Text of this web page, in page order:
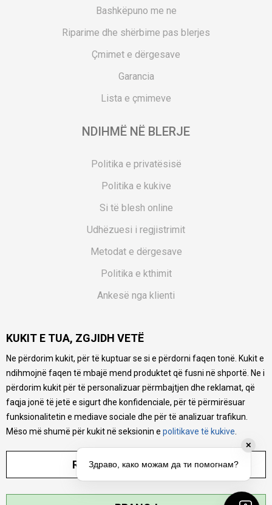
Bashkëpuno me ne
Riparime dhe shërbime pas blerjes
Çmimet e dërgesave
Garancia
Lista e çmimeve
NDIHMË NË BLERJE
Politika e privatësisë
Politika e kukive
Si të blesh online
Udhëzuesi i regjistrimit
Metodat e dërgesave
Politika e kthimit
Ankesë nga klienti
Pyetjet më të shpeshta
Ne bëjmë çmos që të ofrojmë një përshkrim sa më të saktë
të produkteve tona, ofrojmë edhe foto e çmimin, por nuk
mund të garantojmë që informacioni është i plotë e pa
gabime. Të gjitha produktet janë pjesë e portfolios sonë, por
kjo nuk do të thotë se janë në gjendje në çdo çast.
KUKIT E TUA, ZGJIDH VETË
Ne përdorim kukit, për të kuptuar se si e përdorni faqen tonë. Kukit e
ndihmojnë faqen të mbajë mend produktet që fusni në shportë. Ne i
përdorim kukit për të personalizuar përmbajtjen dhe reklamat, që
faqja jonë të jetë e sigurt dhe konfidenciale, për të përmirësuar
funksionalitetin e mediave sociale dhe për të analizuar trafikun.
Mëso më shumë për kukit në seksionin e politikave të kukive
RREGULLO PARAMETRAT
✕
Здраво, како можам да ти помогнам?